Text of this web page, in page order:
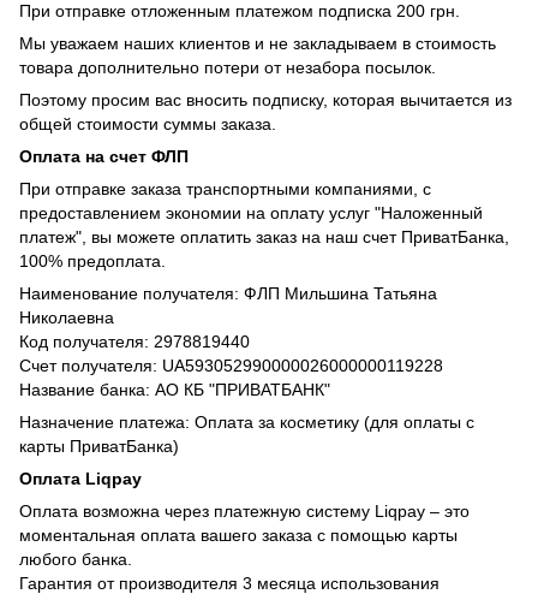
При отправке отложенным платежом подписка 200 грн.
Мы уважаем наших клиентов и не закладываем в стоимость
товара дополнительно потери от незабора посылок.
Поэтому просим вас вносить подписку, которая вычитается из
общей стоимости суммы заказа.
Оплата на счет ФЛП
При отправке заказа транспортными компаниями, с
предоставлением экономии на оплату услуг "Наложенный
платеж", вы можете оплатить заказ на наш счет ПриватБанка,
100% предоплата.
Наименование получателя: ФЛП Мильшина Татьяна
Николаевна
Код получателя: 2978819440
Счет получателя: UA593052990000026000000119228
Название банка: АО КБ "ПРИВАТБАНК"
Назначение платежа: Оплата за косметику (для оплаты с
карты ПриватБанка)
Оплата Liqpay
Оплата возможна через платежную систему Liqpay – это
моментальная оплата вашего заказа с помощью карты
любого банка.
Гарантия от производителя 3 месяца использования